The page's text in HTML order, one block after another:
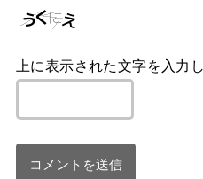
上に表示された文字を入力